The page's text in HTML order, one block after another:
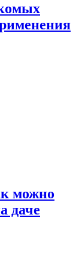
можно
даче